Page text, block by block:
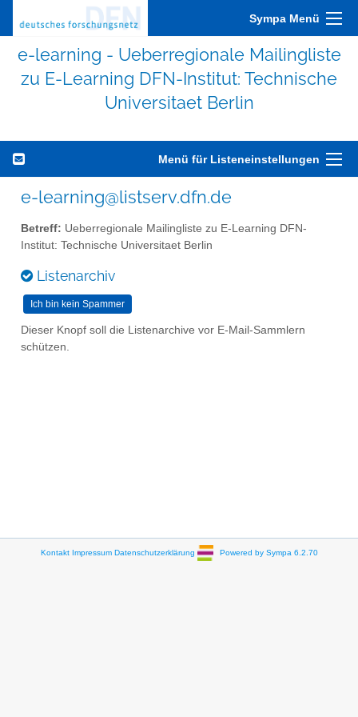
Sympa Menü
e-learning - Ueberregionale Mailingliste
zu E-Learning DFN-Institut: Technische
Universitaet Berlin
Menü für Listeneinstellungen
e-learning@listserv.dfn.de
Betreff: Ueberregionale Mailingliste zu E-Learning DFN-
Institut: Technische Universitaet Berlin
Listenarchiv
Dieser Knopf soll die Listenarchive vor E-Mail-Sammlern
schützen.
Kontakt Impressum Datenschutzerklärung Powered by Sympa 6.2.70